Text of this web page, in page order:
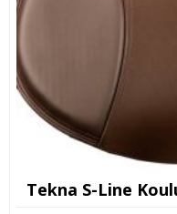
Tekna S-Line